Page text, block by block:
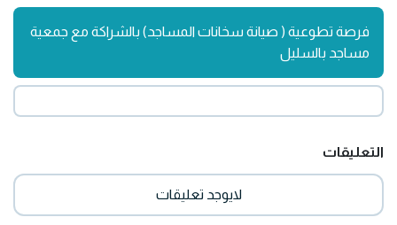
فرصة تطوعية ( صيانة سخانات المساجد) بالشراكة مع جمعية
مساجد بالسليل
التعليقات
لايوجد تعليقات